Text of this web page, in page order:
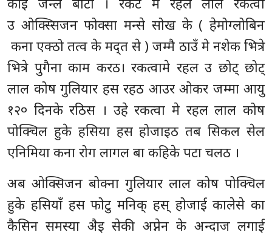
उ ओक्स्सिजन फोक्सा मन्से सोख के ( हेमोग्लोबिन
कना एक्ठो तत्व के मद्त से ) जम्मै ठाउँ मे नशेक भित्रे
भित्रे पुगैना काम करठ। रकत्वामे रहल उ छोट् छोट्
लाल कोष गुलियार हस रहठ आउर ओकर जम्मा आयु
१२० दिनके रठिस । उहे रकत्वा मे रहल लाल कोष
पोक्चिल हुके हसिया हस होजाइठ तब सिकल सेल
एनिमिया कना रोग लागल बा कहिके पटा चलठ ।
अब ओक्सिजन बोक्ना गुलियार लाल कोष पोक्चिल
हुके हसियाँ हस फोटु मनिक् हस् होजाई कालेसे का
कैसिन समस्या अैइ सेकी अप्नेन के अन्दाज लगाई